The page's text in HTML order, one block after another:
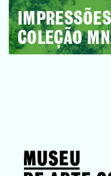
COLEÇÃO